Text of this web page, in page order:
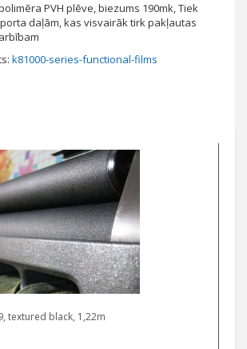
PVH plēve, biezums 190mk, Tiek
daļām, kas visvairāk tirk pakļautas
k81000-series-functional-films
textured black, 1,22m